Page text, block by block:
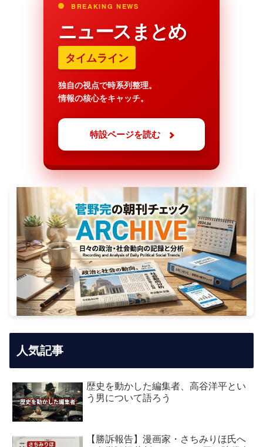
BREAKING NEWS
ニュースまとめ
タイムライン
独自の視点で時系列整理。
情報の核心をキャッチ。
特設ページを読む
人気記事
歴史を動かした編集者、高谷洋平とい
う男について語ろう
【勝訴報告】漫画家・さちみりほ氏へ